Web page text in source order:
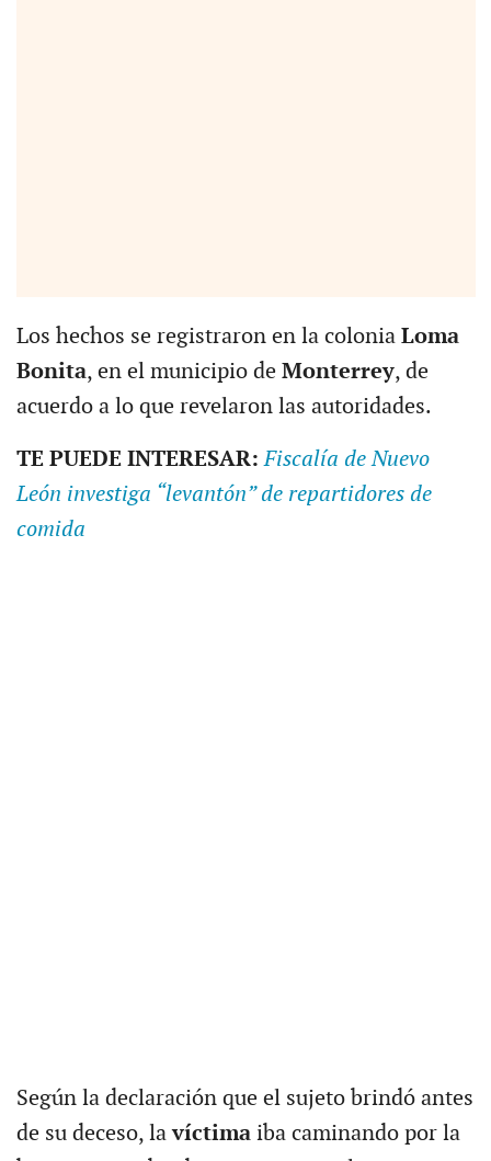
Los hechos se registraron en la colonia Loma
Bonita, en el municipio de Monterrey, de
acuerdo a lo que revelaron las autoridades.
TE PUEDE INTERESAR:Fiscalía de Nuevo
León investiga “levantón” de repartidores de
comida
Según la declaración que el sujeto brindó antes
de su deceso, lavíctima iba caminando por la